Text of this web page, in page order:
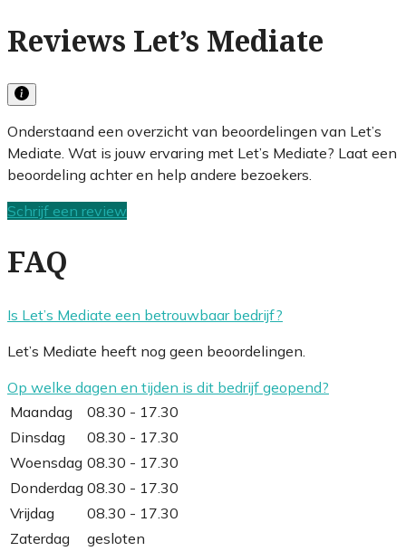
Reviews Let’s Mediate
Onderstaand een overzicht van beoordelingen van Let’s
Mediate. Wat is jouw ervaring met Let’s Mediate? Laat een
beoordeling achter en help andere bezoekers.
Schrijf een review
FAQ
Is Let’s Mediate een betrouwbaar bedrijf?
Let’s Mediate heeft nog geen beoordelingen.
Op welke dagen en tijden is dit bedrijf geopend?
Maandag
08.30 - 17.30
Dinsdag
08.30 - 17.30
Woensdag 08.30 - 17.30
Donderdag 08.30 - 17.30
Vrijdag
08.30 - 17.30
Zaterdag
gesloten